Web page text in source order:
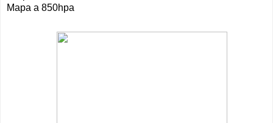
Mapa a 850hpa